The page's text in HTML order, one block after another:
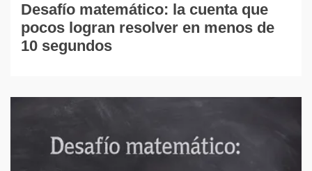
Desafío matemático: la cuenta que
pocos logran resolver en menos de
10 segundos